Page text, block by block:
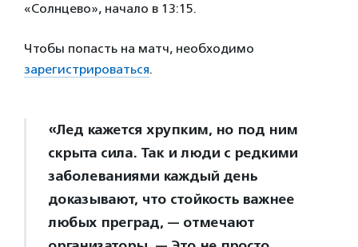
«Солнцево», начало в 13:15.
Чтобы попасть на матч, необходимо
зарегистрироваться.
«Лед кажется хрупким, но под ним
скрыта сила. Так и люди с редкими
заболеваниями каждый день
доказывают, что стойкость важнее
любых преград, — отмечают